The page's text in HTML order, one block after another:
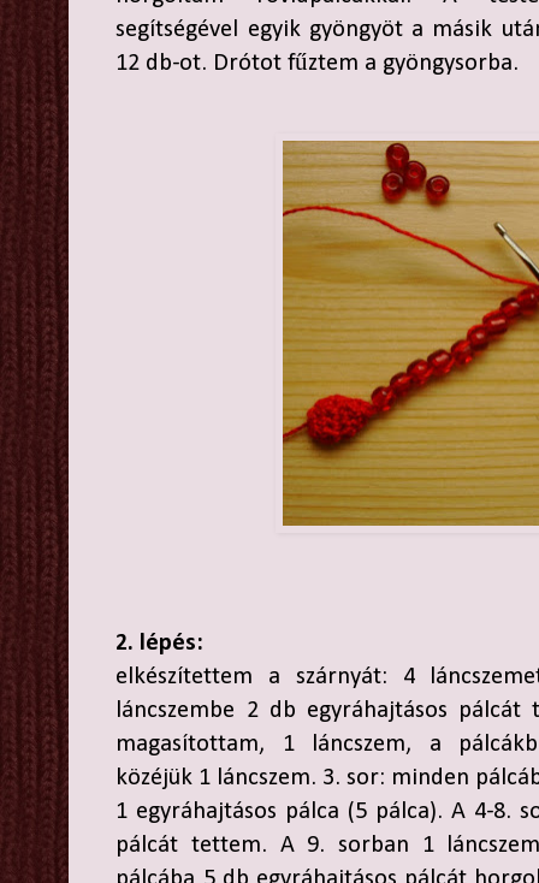
segítségével egyik gyöngyöt a másik
12 db-ot. Drótot fűztem a gyöngysorba.
2. lépés:
elkészítettem a szárnyát: 4
láncszembe 2 db egyráhajtásos
magasítottam, 1 láncszem, a
közéjük 1 láncszem. 3. sor: minden
1 egyráhajtásos pálca (5 pálca). A 4-8.
pálcát tettem. A 9. sorban 1